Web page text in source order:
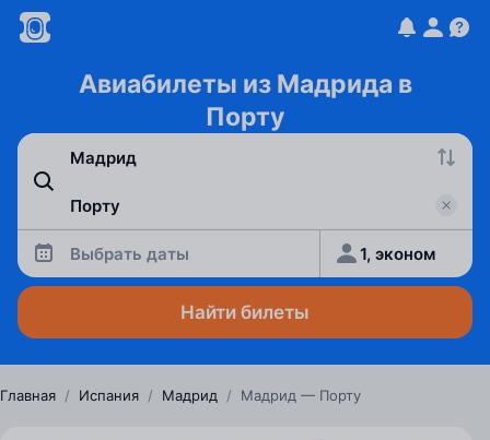
Авиабилеты из Мадрида в
Порту
Выбрать даты 1, эконом
Найти билеты
Главная / Испания / Мадрид / Мадрид — Порту